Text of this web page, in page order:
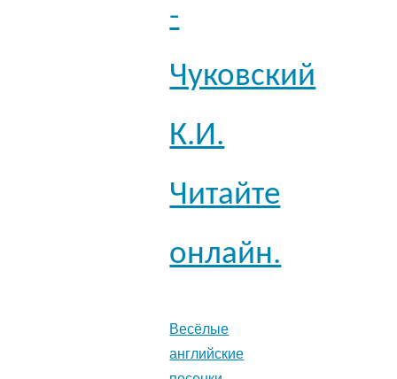
-
Чуковский
К.И.
Читайте
онлайн.
Весёлые
английские